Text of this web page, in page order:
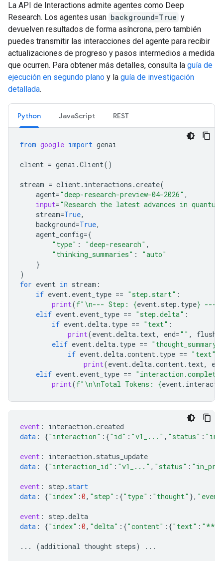
La API de Interactions admite agentes como Deep
Research. Los agentes usan background=True y
devuelven resultados de forma asíncrona, pero también
puedes transmitir las interacciones del agente para recibir
actualizaciones de progreso y pasos intermedios a medida
que ocurren. Para obtener más detalles, consulta la guía de
ejecución en segundo plano y la guía de investigación
detallada.
Python JavaScript REST
from google import genai
client = genai .Client()
stream = client. interactions .create(
agent="deep-research-preview-04-2026" ,
input="Research the latest advances in
stream=True,
background=True,
agent_config={
"type" : "deep-research" ,
"thinking_summaries" :
"auto"
}
)
for event in stream :
if event. event_type == "step.start" :
print(f" \n--- Step: {event. step . type} ---"
elif event. event_type == "step.delta" :
if event.delta. type == "text" :
print(event.delta. text, end="" , flush
elif event.delta. type == "thought_summary"
if event.delta.content. type == "text"
print(event.delta.content. text,
end
elif event. event_type ==
print(f" \n\nTotal Tokens: {event.
event : interaction .created
data : {"interaction" :{"id" : "v1_..." , "status" :
event : interaction . status_update
data : {"interaction_id" : "v1_..." , "status" :
event : step .start
data : {"index" :0, "step" :{"type" : "thought" },
event : step .delta
data : {"index" :0, "delta" :{"content" :{"text" :
... (additional thought steps) ...